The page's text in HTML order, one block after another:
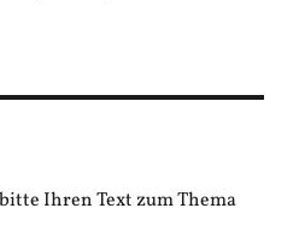
Ihren Text zum Thema